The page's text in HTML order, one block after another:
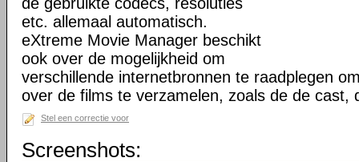
etc. allemaal automatisch.
eXtreme Movie Manager beschikt
ook over de mogelijkheid om
verschillende internetbronnen te raadplegen
over de films te verzamelen, zoals de de cast,
Stel een correctie voor
Screenshots: